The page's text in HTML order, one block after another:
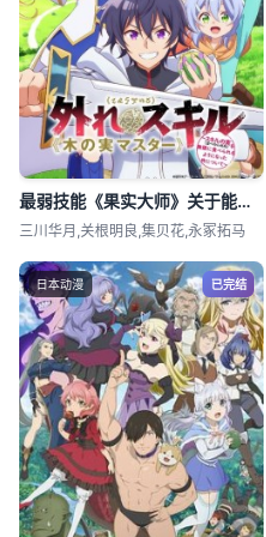
最弱技能《果实大师》关于能无限食用技能果实(吃了就会死)这件事
三川华月,关根明良,集贝花,永冢拓马
日本动漫 已完结